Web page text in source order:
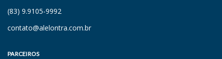
(83) 9.9105-9992
contato@alelontra.com.br
PARCEIROS